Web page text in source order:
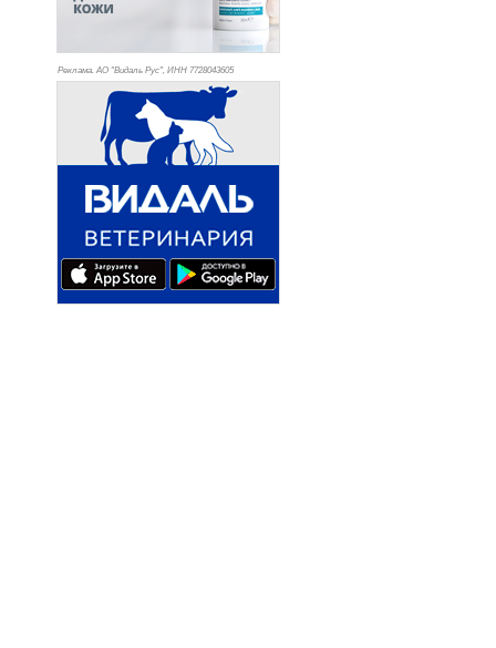
Реклама. АО "Видаль Рус", ИНН 7728043605